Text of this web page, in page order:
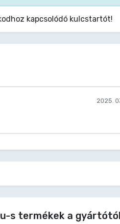
kapcsolódó kulcstartót!
2025.
s termékek a gyártótól